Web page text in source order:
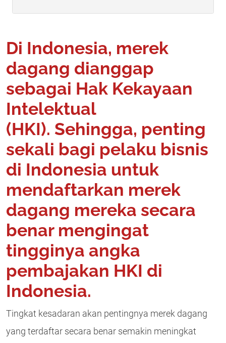
Di Indonesia, merek
dagang dianggap
sebagai Hak Kekayaan
Intelektual
(HKI). Sehingga, penting
sekali bagi pelaku bisnis
di Indonesia untuk
mendaftarkan merek
dagang mereka secara
benar mengingat
tingginya angka
pembajakan HKI di
Indonesia.
Tingkat kesadaran akan pentingnya merek dagang
yang terdaftar secara benar semakin meningkat